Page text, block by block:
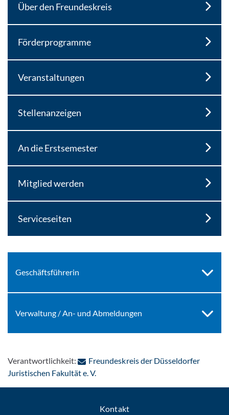
Über den Freundeskreis
Förderprogramme
Veranstaltungen
Stellenanzeigen
An die Erstsemester
Mitglied werden
Serviceseiten
Geschäftsführerin
Verwaltung / An- und Abmeldungen
Verantwortlichkeit:
Freundeskreis der Düsseldorfer
Juristischen Fakultät e. V.
Kontakt